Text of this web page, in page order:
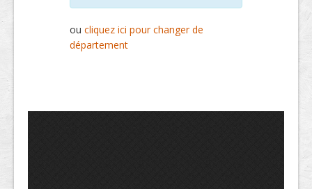
ou cliquez ici pour changer de
département